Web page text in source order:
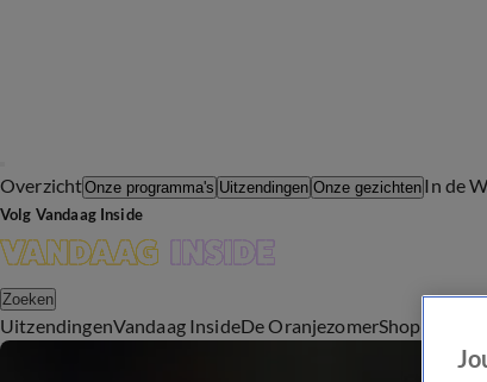
OverzichtOnze programma's Uitzendingen Onze gezichten In de
Volg Vandaag Inside
Zoeken
UitzendingenVandaag InsideDe OranjezomerShop